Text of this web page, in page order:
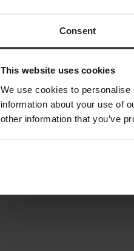
Consent
This website uses cookies
We use cookies to
information about your use of
other information that you’ve